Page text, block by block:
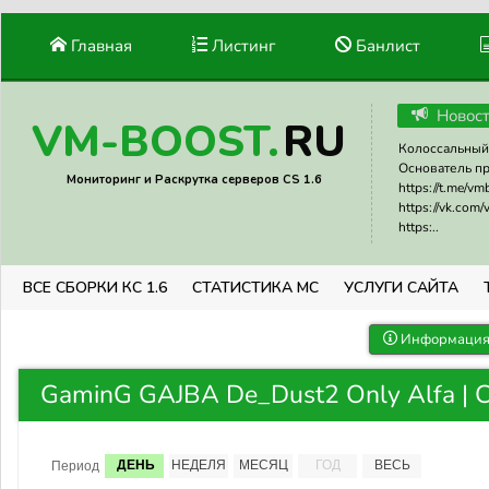
Главная Листинг Банлист
VM-BOOST.RU
Мониторинг и Раскрутка серверов CS 1.6
Основатель
https://t.me/
https://vk.com/
https:..
ВСЕ СБОРКИ КС 1.6 СТАТИСТИКА МС УСЛУГИ САЙТА
GaminG GAJBA De_Dust2 Only Alfa |
Период ДЕНЬ НЕДЕЛЯ МЕСЯЦ ГОД ВЕСЬ